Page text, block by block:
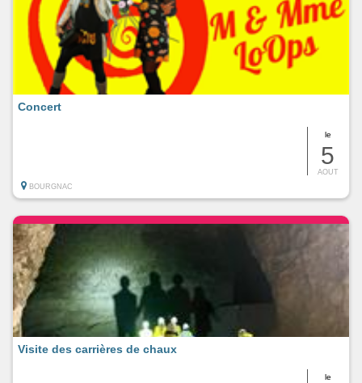
le
5
AOUT
Concert
BOURGNAC
le
Visite des carrières de chaux